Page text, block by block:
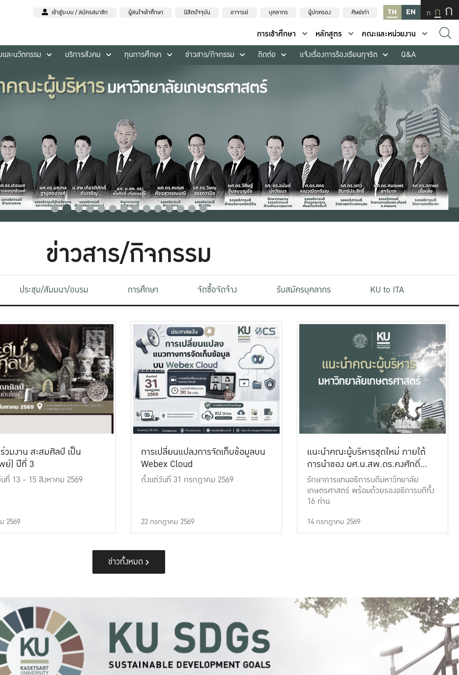
เข้าสู่ระบบ / สมัครสมาชิก ผู้สนใจเข้าศึกษา นิสิตปัจจุบัน อาจารย์ บุคลากร ผู้ปกครอง ศิษย์เก่า TH EN ก ก ก
การเข้าศึกษา หลักสูตร
คณะและหน่วยงาน
ละนวัตกรรม บริการสังคม ทุนการศึกษา ข่าวสาร/กิจกรรม ติดต่อ แจ้งเรื่องการร้องเรียนทุจริต Q&A
ข่าวสาร/กิจกรรม
ประชุม/สัมมนา/อบรม การศึกษา จัดซื้อจัดจ้าง รับสมัครบุคลากร KU to ITA
วมงาน สะสมศิลป์ เป็น
ย์) ปีที่ 3
นที่ 13 - 15 สิงหาคม 2569
2569
การเปลี่ยนแปลงการจัดเก็บข้อมูลบน
Webex Cloud
ตั้งแต่วันที่ 31 กรกฎาคม 2569
22 กรกฎาคม 2569
แนะนำคณะผู้บริหารชุดใหม่ ภายใต้
การนำของ ผศ.น.สพ.ดร.คงศักดิ์
เที่ยงธรรม
รักษาการแทนอธิการบดีมหาวิทยาลัย
เกษตรศาสตร์ พร้อมด้วยรองอธิการบดีทั้ง
16 ท่าน
14 กรกฎาคม 2569
ข่าวทั้งหมด